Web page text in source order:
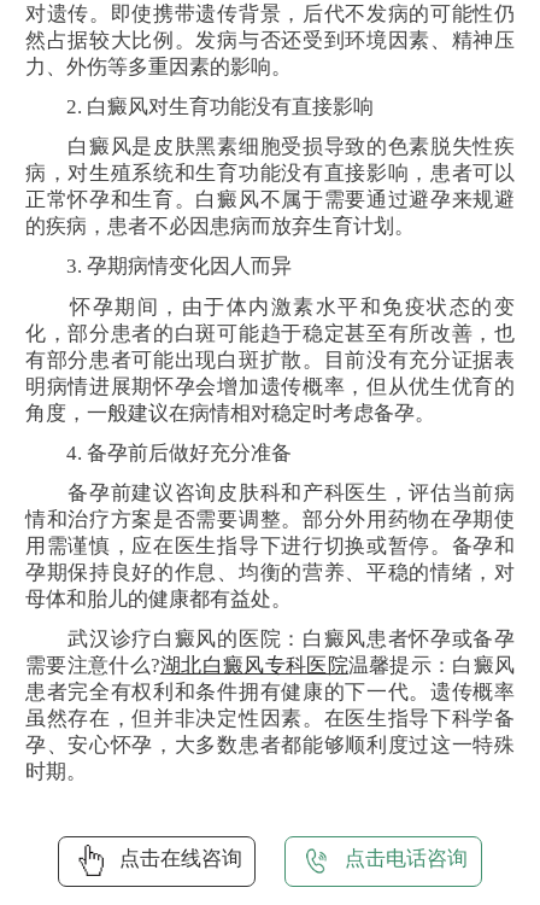
对遗传。即使携带遗传背景，后代不发病的可能性仍
然占据较大比例。发病与否还受到环境因素、精神压
力、外伤等多重因素的影响。
2. 白癜风对生育功能没有直接影响
白癜风是皮肤黑素细胞受损导致的色素脱失性疾
病，对生殖系统和生育功能没有直接影响，患者可以
正常怀孕和生育。白癜风不属于需要通过避孕来规避
的疾病，患者不必因患病而放弃生育计划。
3. 孕期病情变化因人而异
怀孕期间，由于体内激素水平和免疫状态的变
化，部分患者的白斑可能趋于稳定甚至有所改善，也
有部分患者可能出现白斑扩散。目前没有充分证据表
明病情进展期怀孕会增加遗传概率，但从优生优育的
角度，一般建议在病情相对稳定时考虑备孕。
4. 备孕前后做好充分准备
备孕前建议咨询皮肤科和产科医生，评估当前病
情和治疗方案是否需要调整。部分外用药物在孕期使
用需谨慎，应在医生指导下进行切换或暂停。备孕和
孕期保持良好的作息、均衡的营养、平稳的情绪，对
母体和胎儿的健康都有益处。
武汉诊疗白癜风的医院：白癜风患者怀孕或备孕
需要注意什么?湖北白癜风专科医院温馨提示：白癜风
患者完全有权利和条件拥有健康的下一代。遗传概率
虽然存在，但并非决定性因素。在医生指导下科学备
孕、安心怀孕，大多数患者都能够顺利度过这一特殊
时期。
点击在线咨询 点击电话咨询